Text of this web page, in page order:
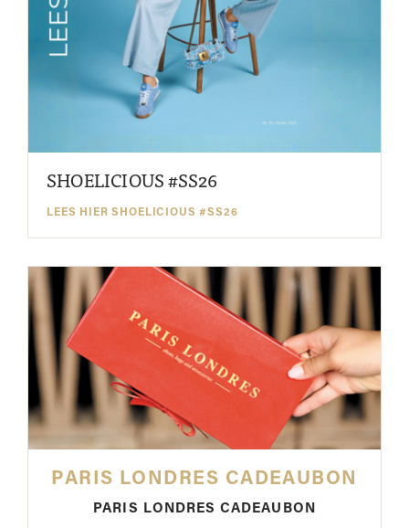
SHOELICIOUS #SS26
LEES HIER SHOELICIOUS #SS26
PARIS LONDRES CADEAUBON
PARIS LONDRES CADEAUBON